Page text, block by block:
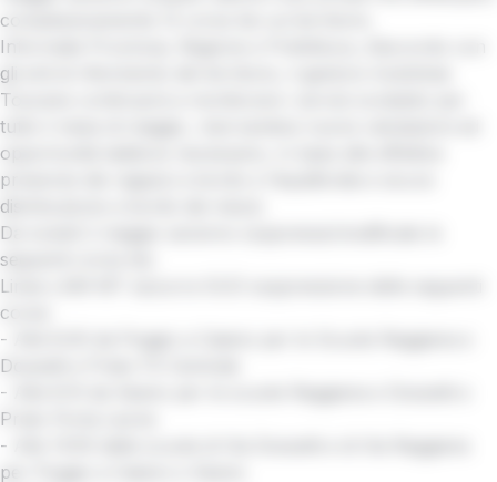
complessivamente 12 corse bis sul territorio.
Informate Provincia, Regione e Prefettura, d’accordo con
gli enti di riferimento del territorio, il gestore Autolinee
Toscane continuerà a monitorare i servizi scolastici per
tutto il mese di maggio, riservandosi nuove valutazioni ed
opportunità laddove necessario, in base alle effettive
presenze dei ragazzi a bordo e l’equilibrata e sicura
distribuzione a bordo dei mezzi.
Da lunedì 2 maggio saranno soppresse/modificate le
seguenti corse bis:
Linea LAM-MT azzurra SUD soppressione delle seguenti
corse:
- Alle 8.00 da Poggio a Caiano per le Scuole Reggiana e
Dossetti e Prato FS Centrale
- Alle 8.10 da Seano per le scuole Reggiana e Dossetti e
Prato Porta Leone
- Alle 13:05 dalle scuole di Via Dossetti e di Via Reggiana
per Poggio a Caiano e Seano